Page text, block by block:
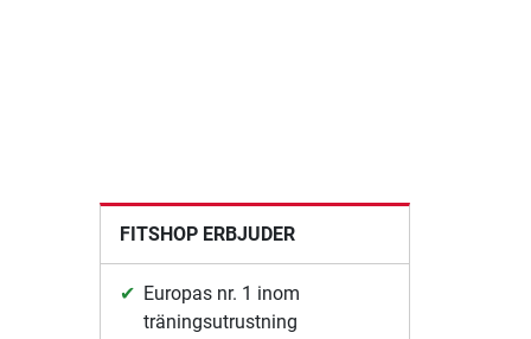
FITSHOP ERBJUDER
Europas nr. 1 inom
träningsutrustning